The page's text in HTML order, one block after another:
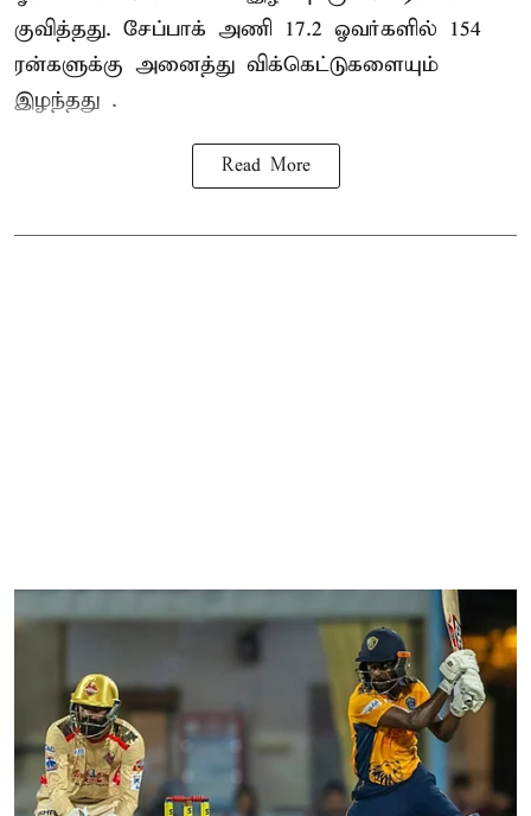
குவித்தது. சேப்பாக் அணி 17.2 ஓவர்களில் 154
ரன்களுக்கு அனைத்து விக்கெட்டுகளையும்
இழந்தது .
Read More